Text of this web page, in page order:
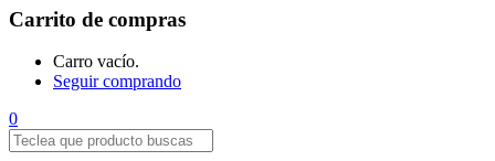
Carrito de compras
Carro vacío.
Seguir comprando
0